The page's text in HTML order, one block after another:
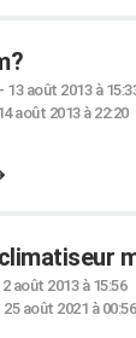
13 août 2013 à
août 2013 à 22:20
2 août 2013 à 15:56
25 août 2021 à 00:56